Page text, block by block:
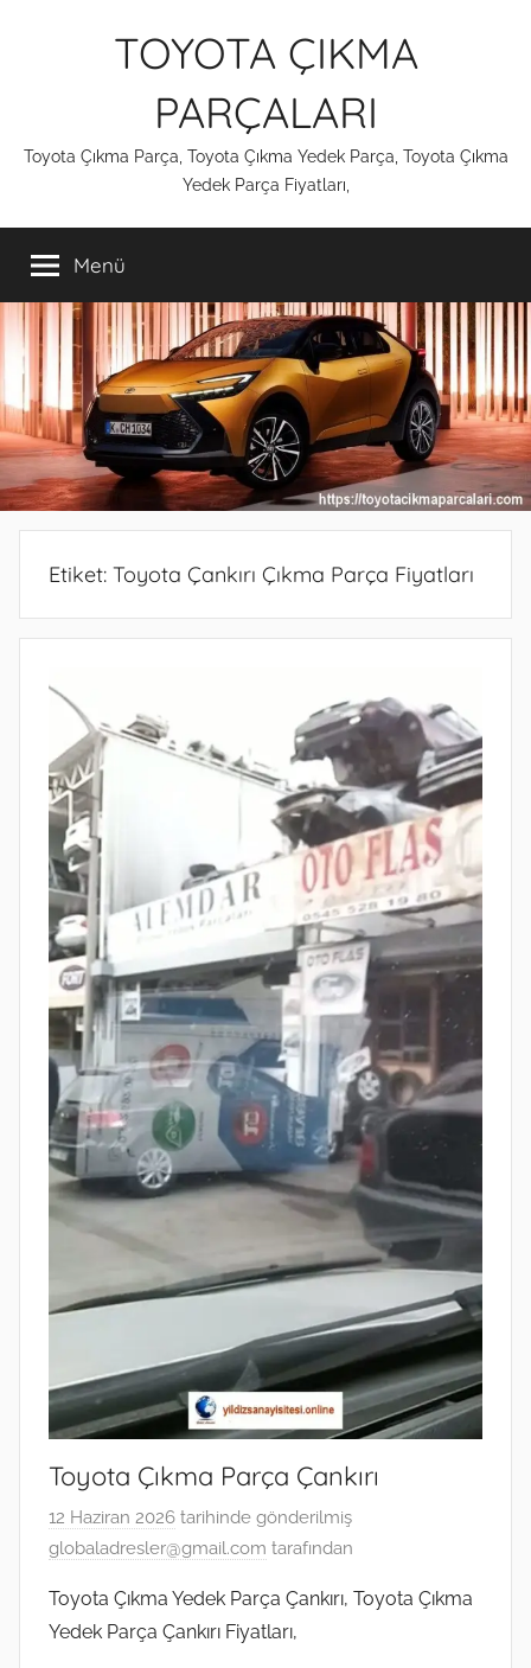
TOYOTA ÇIKMA
PARÇALARI
Toyota Çıkma Parça, Toyota Çıkma Yedek Parça, Toyota Çıkma
Yedek Parça Fiyatları,
Menü
Etiket: Toyota Çankırı Çıkma Parça Fiyatları
Toyota Çıkma Parça Çankırı
12 Haziran 2026 tarihinde gönderilmiş
globaladresler@gmail.com tarafından
Toyota Çıkma Yedek Parça Çankırı, Toyota Çıkma
Yedek Parça Çankırı Fiyatları,